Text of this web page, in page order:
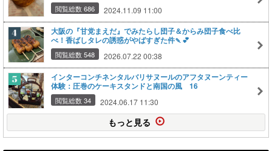
閲覧総数 686 2024.11.09 11:00
大阪の『甘党まえだ』でみたらし団子＆からみ団子食べ比
べ！香ばしタレの誘惑がやばすぎた件🍡💕
閲覧総数 548 2026.07.22 00:38
インターコンチネンタルバリサヌールのアフタヌーンティー
体験：圧巻のケーキスタンドと南国の風 16
閲覧総数 34 2024.06.17 11:30
もっと見る